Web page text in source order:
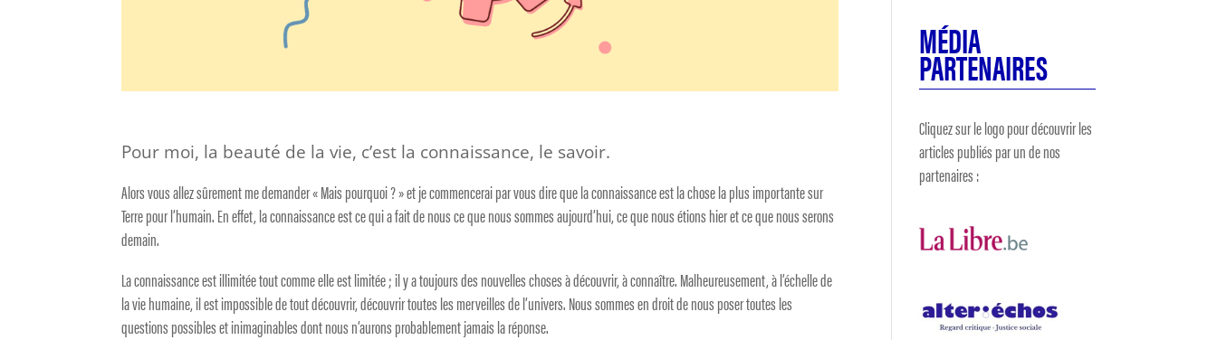
Pour moi, la beauté de la vie, c’est la connaissance, le savoir.
Alors vous allez sûrement me demander « Mais pourquoi ? » et je commencerai par vous dire que la connaissance est la chose la plus importante sur
Terre pour l’humain. En effet, la connaissance est ce qui a fait de nous ce que nous sommes aujourd’hui, ce que nous étions hier et ce que nous serons
demain.
La connaissance est illimitée tout comme elle est limitée ; il y a toujours des nouvelles choses à découvrir, à connaître. Malheureusement, à l’échelle de
la vie humaine, il est impossible de tout découvrir, découvrir toutes les merveilles de l’univers. Nous sommes en droit de nous poser toutes les
questions possibles et inimaginables dont nous n’aurons probablement jamais la réponse.
MÉDIA
PARTENAIRES
Cliquez sur le logo pour découvrir les
articles publiés par un de nos
partenaires :